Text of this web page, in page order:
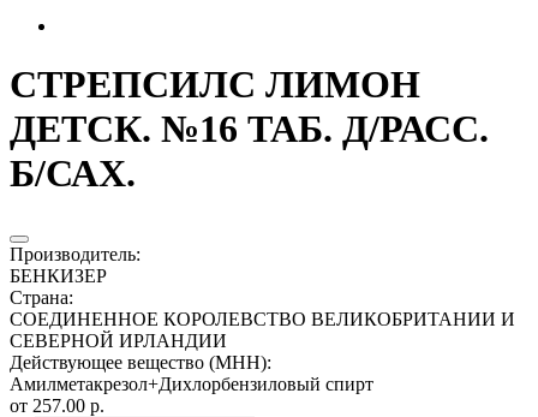
СТРЕПСИЛС ЛИМОН
ДЕТСК. №16 ТАБ. Д/РАСС.
Б/САХ.
Производитель:
БЕНКИЗЕР
Страна:
СОЕДИНЕННОЕ КОРОЛЕВСТВО ВЕЛИКОБРИТАНИИ И
СЕВЕРНОЙ ИРЛАНДИИ
Действующее вещество (МНН):
Амилметакрезол+Дихлорбензиловый спирт
от 257.00 р.